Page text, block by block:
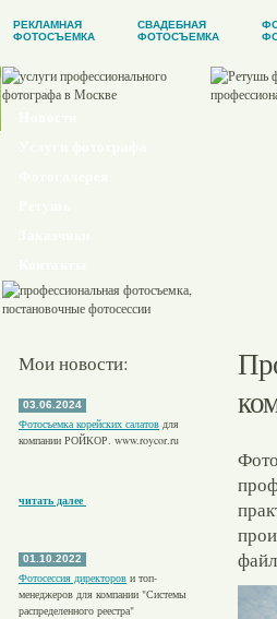
РЕКЛАМНАЯ
ФОТОСЪЕМКА
СВАДЕБНАЯ
ФОТОСЪЕМКА
Мои новости:
03.06.2024
Фотосъемка корейских салатов для
компании РОЙКОР. www.roycor.ru
читать далее
01.10.2022
Фотосессия директоров и топ-
менеджеров для компании "Системы
распределенного реестра"